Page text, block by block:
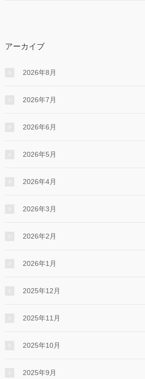
アーカイブ
2026年8月
2026年7月
2026年6月
2026年5月
2026年4月
2026年3月
2026年2月
2026年1月
2025年12月
2025年11月
2025年10月
2025年9月